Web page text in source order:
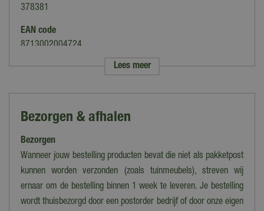
378381
EAN code
8713002004724
Merk
Bruin
Uitvoering
Rechthoek
Lees meer
Bezorgen & afhalen
Bezorgen
Wanneer jouw bestelling producten bevat die niet als pakketpost
kunnen worden verzonden (zoals tuinmeubels), streven wij
ernaar om de bestelling binnen 1 week te leveren. Je bestelling
wordt thuisbezorgd door een postorder bedrijf of door onze eigen